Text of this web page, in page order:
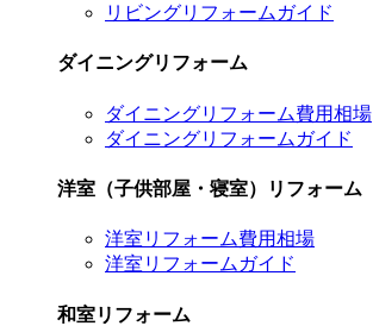
リビングリフォームガイド
ダイニングリフォーム
ダイニングリフォーム費用相場
ダイニングリフォームガイド
洋室（子供部屋・寝室）リフォーム
洋室リフォーム費用相場
洋室リフォームガイド
和室リフォーム